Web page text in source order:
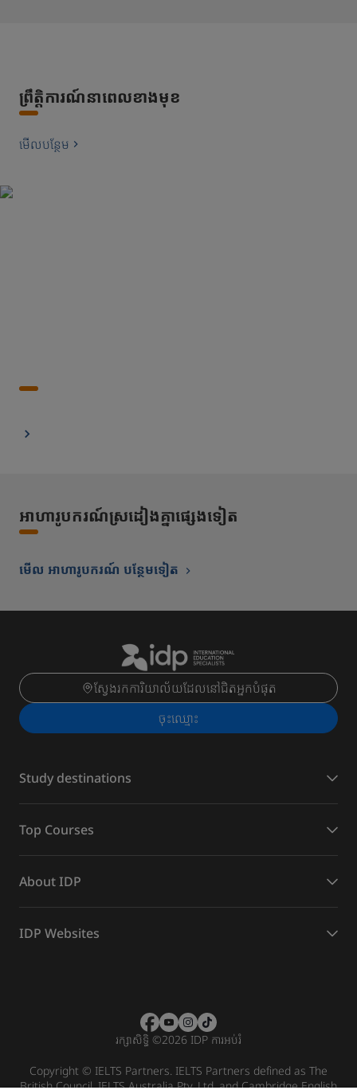
ព្រឹត្តិការណ៍នាពេលខាងមុខ
មើល​បន្ថែម
អាហារូបករណ៍ស្រដៀងគ្នាផ្សេងទៀត
មើល អាហារូបករណ៍ បន្ថែមទៀត
ស្វែងរកការិយាល័យដែលនៅជិតអ្នកបំផុត
ចុះ​ឈ្មោះ
Study destinations
Top Courses
About IDP
IDP Websites
រក្សាសិទ្ធិ ©2026 IDP ការអប់រំ
Copyright © IELTS Partners. IELTS Partners defined as The
British Council, IELTS Australia Pty. Ltd. and Cambridge English